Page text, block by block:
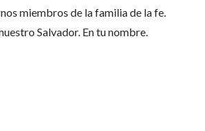
miembros de la familia de la fe.
Salvador. En tu nombre.